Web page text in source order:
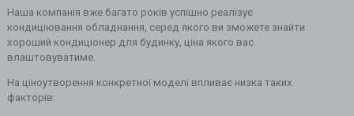
Наша компанія вже багато років успішно реалізує
кондиціювання обладнання, серед якого ви зможете знайти
хороший кондиціонер для будинку, ціна якого вас
влаштовуватиме.
На ціноутворення конкретної моделі впливає низка таких
факторів: